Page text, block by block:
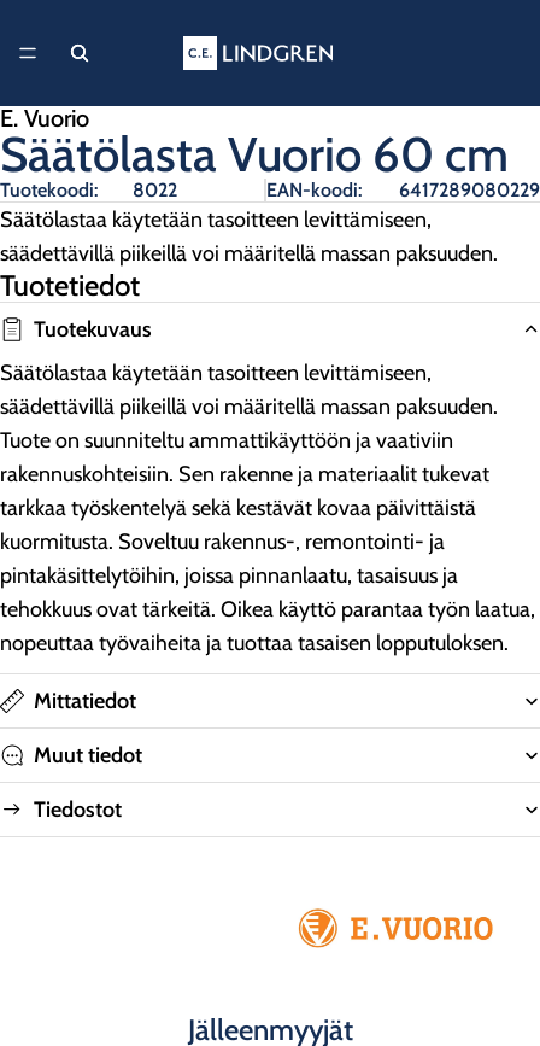
E. Vuorio
Säätölasta Vuorio 60 cm
Tuotekoodi: 8022 EAN-koodi: 6417289080229
Säätölastaa käytetään tasoitteen levittämiseen,
säädettävillä piikeillä voi määritellä massan paksuuden.
Tuotetiedot
Tuotekuvaus
Säätölastaa käytetään tasoitteen levittämiseen,
säädettävillä piikeillä voi määritellä massan paksuuden.
Tuote on suunniteltu ammattikäyttöön ja vaativiin
rakennuskohteisiin. Sen rakenne ja materiaalit tukevat
tarkkaa työskentelyä sekä kestävät kovaa päivittäistä
kuormitusta. Soveltuu rakennus-, remontointi- ja
pintakäsittelytöihin, joissa pinnanlaatu, tasaisuus ja
tehokkuus ovat tärkeitä. Oikea käyttö parantaa työn laatua,
nopeuttaa työvaiheita ja tuottaa tasaisen lopputuloksen.
Mittatiedot
Muut tiedot
Tiedostot
Jälleenmyyjät